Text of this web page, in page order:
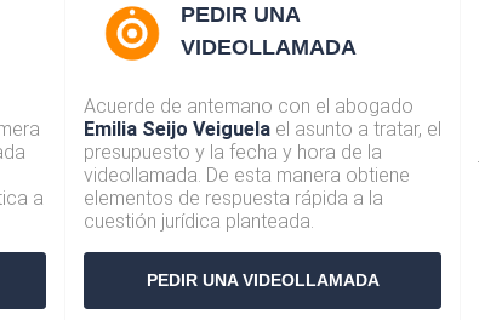
a
PEDIR UNA
VIDEOLLAMADA
Acuerde de antemano con el abogado
Emilia Seijo Veiguela el asunto a tratar, el
presupuesto y la fecha y hora de la
videollamada. De esta manera obtiene
elementos de respuesta rápida a la
cuestión jurídica planteada.
PEDIR UNA VIDEOLLAMADA